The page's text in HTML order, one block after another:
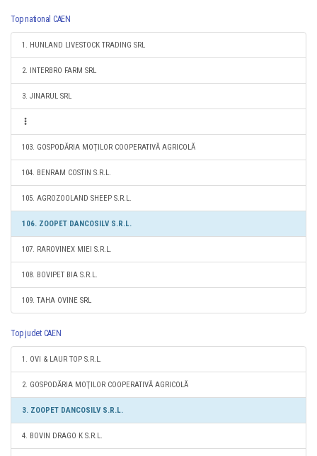
Top national CAEN
1. HUNLAND LIVESTOCK TRADING SRL
2. INTERBRO FARM SRL
3. JINARUL SRL
103. GOSPODĂRIA MOŢILOR COOPERATIVĂ AGRICOLĂ
104. BENRAM COSTIN S.R.L.
105. AGROZOOLAND SHEEP S.R.L.
106. ZOOPET DANCOSILV S.R.L.
107. RAROVINEX MIEI S.R.L.
108. BOVIPET BIA S.R.L.
109. TAHA OVINE SRL
Top judet CAEN
1. OVI & LAUR TOP S.R.L.
2. GOSPODĂRIA MOŢILOR COOPERATIVĂ AGRICOLĂ
3. ZOOPET DANCOSILV S.R.L.
4. BOVIN DRAGO K S.R.L.